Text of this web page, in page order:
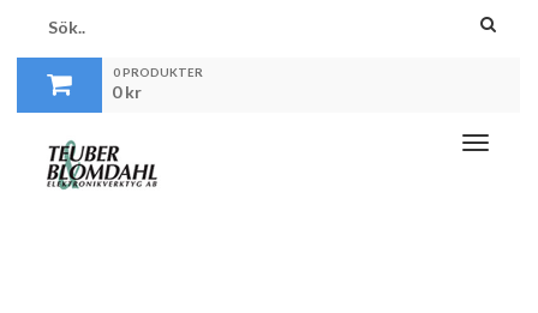
0 PRODUKTER
0kr
Toggle